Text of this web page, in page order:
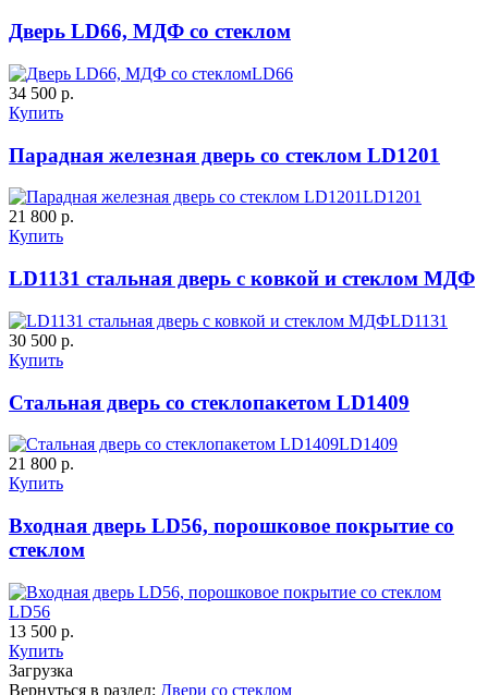
К-11 С
К-35 С
C67
Дверь LD66, МДФ со стеклом
LD66
34 500 р.
Купить
Парадная железная дверь со стеклом LD1201
LD1201
21 800 р.
Купить
LD1131 стальная дверь с ковкой и стеклом МДФ
LD1131
30 500 р.
Купить
Стальная дверь со стеклопакетом LD1409
LD1409
21 800 р.
Купить
Входная дверь LD56, порошковое покрытие со
стеклом
LD56
13 500 р.
Купить
Загрузка
Вернуться в раздел: Двери со стеклом